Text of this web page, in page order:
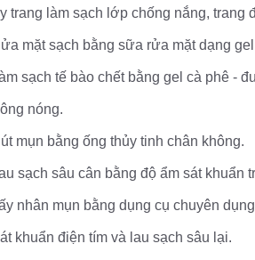
trang làm sạch lớp chống nắng, trang
mặt sạch bằng sữa rửa mặt dạng
sạch tế bào chết bằng gel cà phê -
nóng.
mụn bằng ống thủy tinh chân không.
sạch sâu cân bằng độ ẩm sát khuẩn
nhân mụn bằng dụng cụ chuyên
khuẩn điện tím và lau sạch sâu lại.